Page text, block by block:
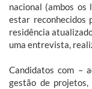
nacional (ambos
estar reconhecidos
residência
uma entrevista,
Candidatos com –
gestão de